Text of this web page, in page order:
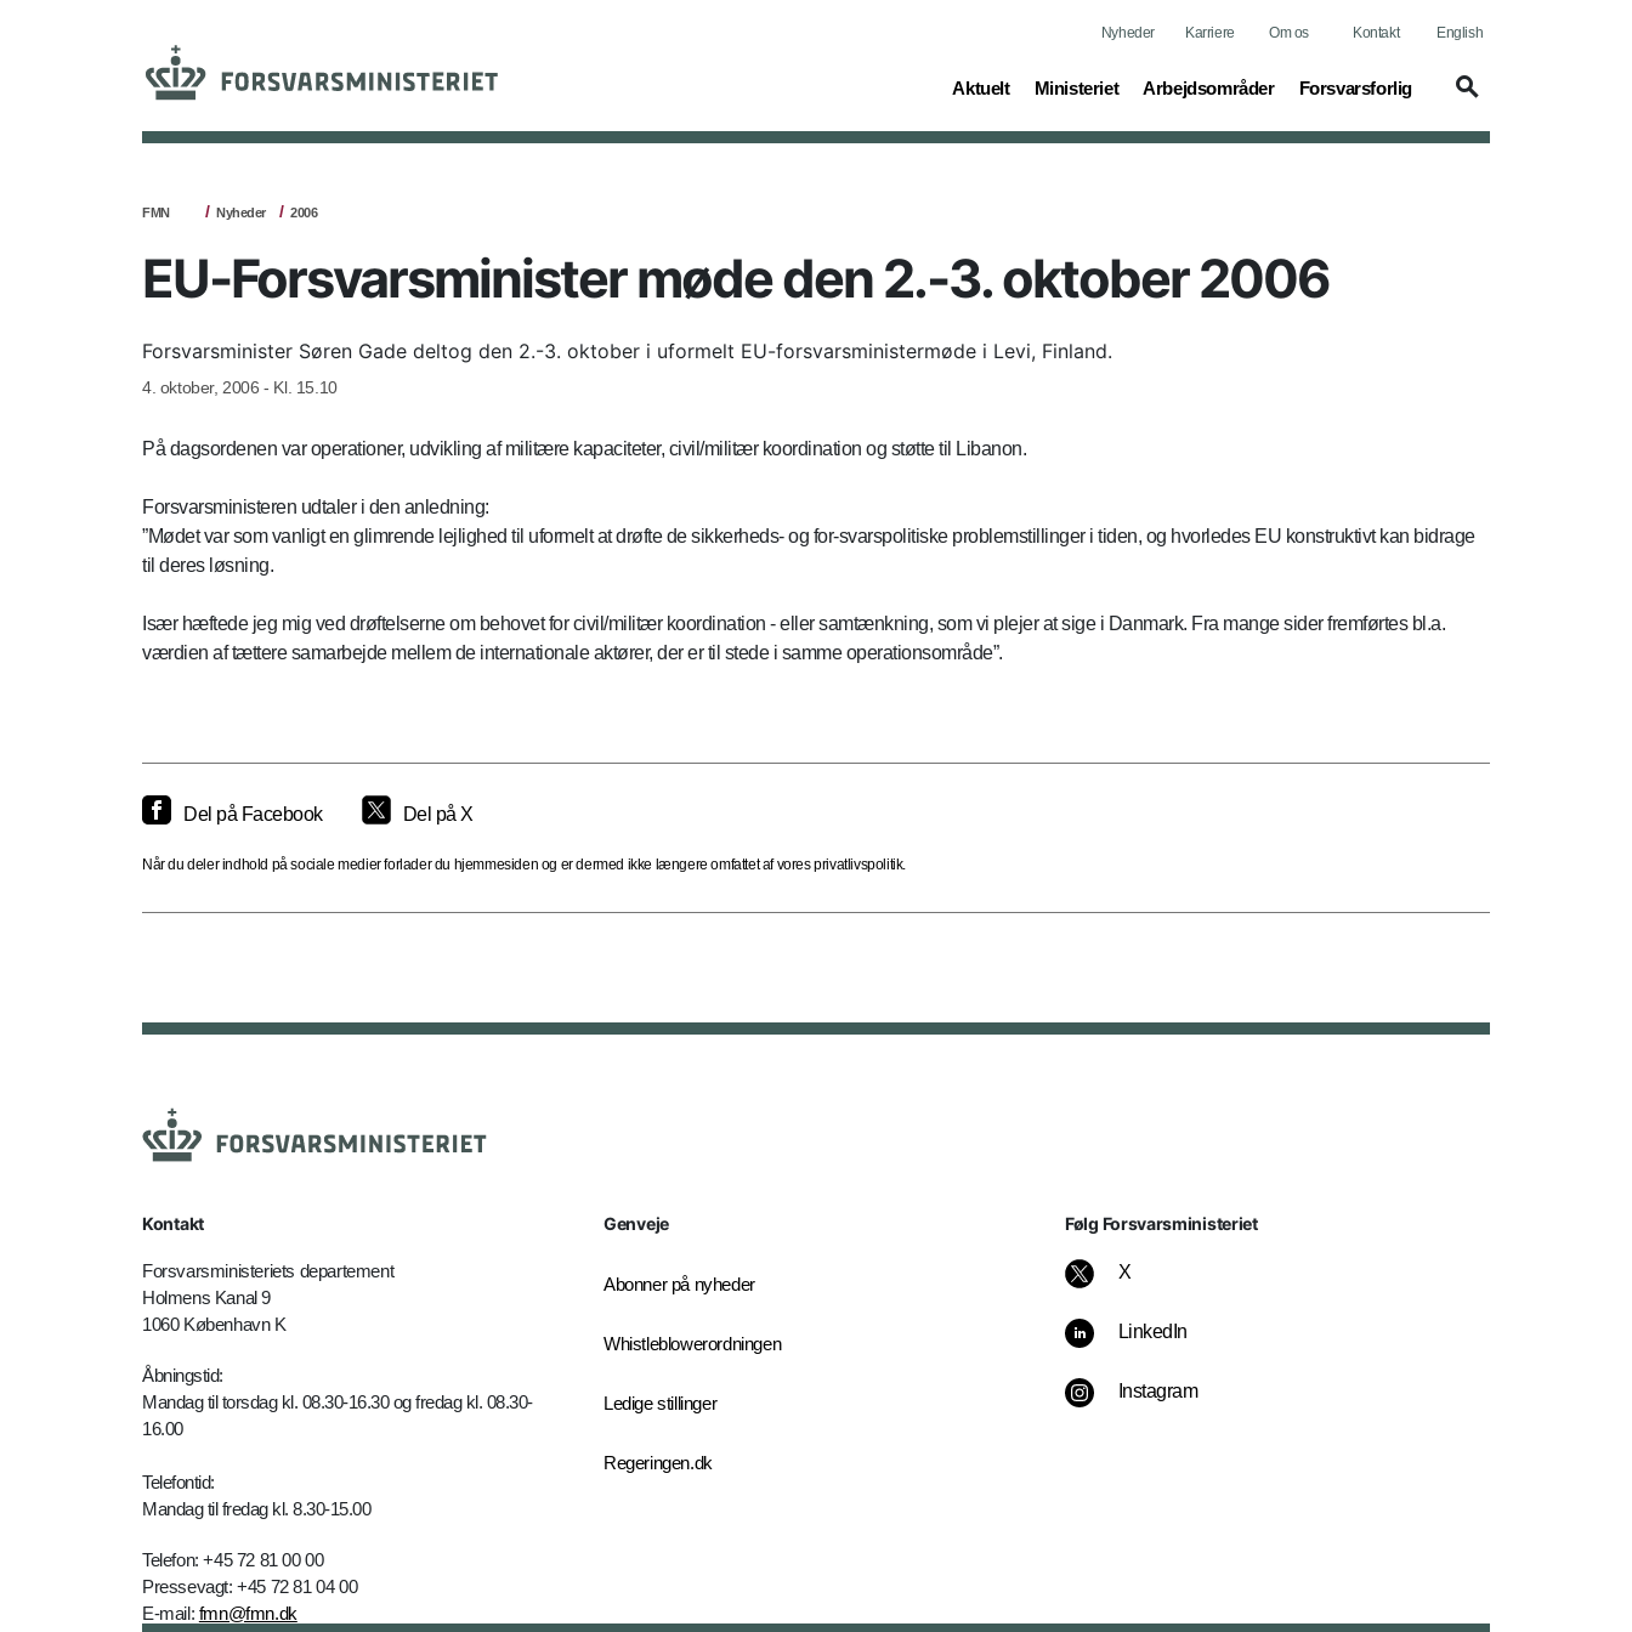
Nyheder Karriere Om os Kontakt English
Aktuelt
(current) Ministeriet
(current) Arbejdsområder
(current) Forsvarsforlig
(current)
FMN Nyheder 2006
EU-Forsvarsminister møde den 2.-3. oktober 2006
Forsvarsminister Søren Gade deltog den 2.-3. oktober i uformelt EU-forsvarsministermøde i Levi, Finland.
4. oktober, 2006 - Kl. 15.10
På dagsordenen var operationer, udvikling af militære kapaciteter, civil/militær koordination og støtte til Libanon.
Forsvarsministeren udtaler i den anledning:
”Mødet var som vanligt en glimrende lejlighed til uformelt at drøfte de sikkerheds- og for-svarspolitiske problemstillinger i tiden, og hvorledes EU konstruktivt kan bidrage
til deres løsning.
Især hæftede jeg mig ved drøftelserne om behovet for civil/militær koordination - eller samtænkning, som vi plejer at sige i Danmark. Fra mange sider fremførtes bl.a.
værdien af tættere samarbejde mellem de internationale aktører, der er til stede i samme operationsområde”.
Del på Facebook Del på X
Når du deler indhold på sociale medier forlader du hjemmesiden og er dermed ikke længere omfattet af vores privatlivspolitik.
Kontakt
Forsvarsministeriets departement
Holmens Kanal 9
1060 København K
Åbningstid:
Mandag til torsdag kl. 08.30-16.30 og fredag kl. 08.30-
16.00
Telefontid:
Mandag til fredag kl. 8.30-15.00
Telefon: +45 72 81 00 00
Pressevagt: +45 72 81 04 00
E-mail: fmn@fmn.dk
Genveje
Abonner på nyheder
Whistleblowerordningen
Ledige stillinger
Regeringen.dk
Følg Forsvarsministeriet
X
LinkedIn
Instagram